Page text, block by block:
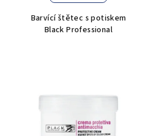
Barvící štětec s potiskem
Black Professional